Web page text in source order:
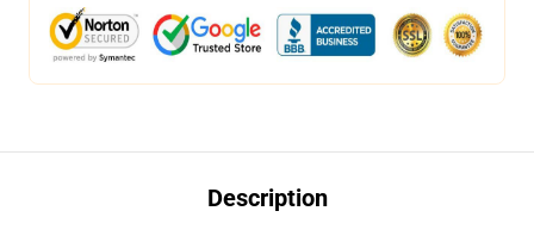
Description